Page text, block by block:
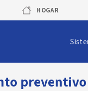
HOGAR
preventivo